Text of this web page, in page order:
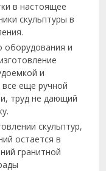
в настоящее
скульптуры в
оборудования и
и
еще ручной
труд не дающий
скульптур,
остается в
гранитной